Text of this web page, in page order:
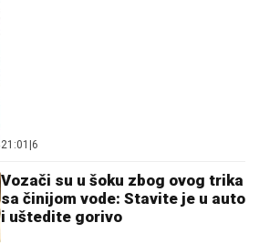
21:01 6
Vozači su u šoku zbog ovog trika
sa činijom vode: Stavite je u auto
i uštedite gorivo